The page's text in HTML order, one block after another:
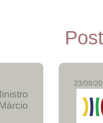
23/08/